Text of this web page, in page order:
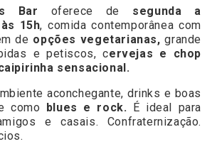
Bar oferece de segunda a
15h, comida contemporânea com
de opções vegetarianas,grande
e petiscos, cervejas e chop
sensacional.
aconchegante, drinks e boas
como
blues e rock. É ideal para
e casais. Confraternização.